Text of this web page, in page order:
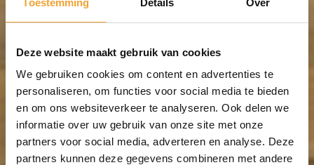
Deze website maakt gebruik van cookies
We gebruiken cookies om content en advertenties te
personaliseren, om functies voor social media te bieden
en om ons websiteverkeer te analyseren. Ook delen we
informatie over uw gebruik van onze site met onze
partners voor social media, adverteren en analyse. Deze
partners kunnen deze gegevens combineren met andere